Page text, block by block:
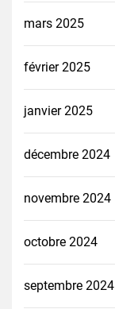
mars 2025
février 2025
janvier 2025
décembre 2024
novembre 2024
octobre 2024
septembre 2024